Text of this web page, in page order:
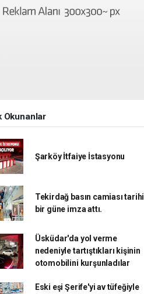
Okunanlar
Şarköy İtfaiye İstasyonu
Tekirdağ basın camiası tarihi
bir güne imza attı.
Üsküdar'da yol verme
nedeniyle tartıştıkları kişinin
otomobilini kurşunladılar
Eski eşi Şerife'yi av tüfeğiyle